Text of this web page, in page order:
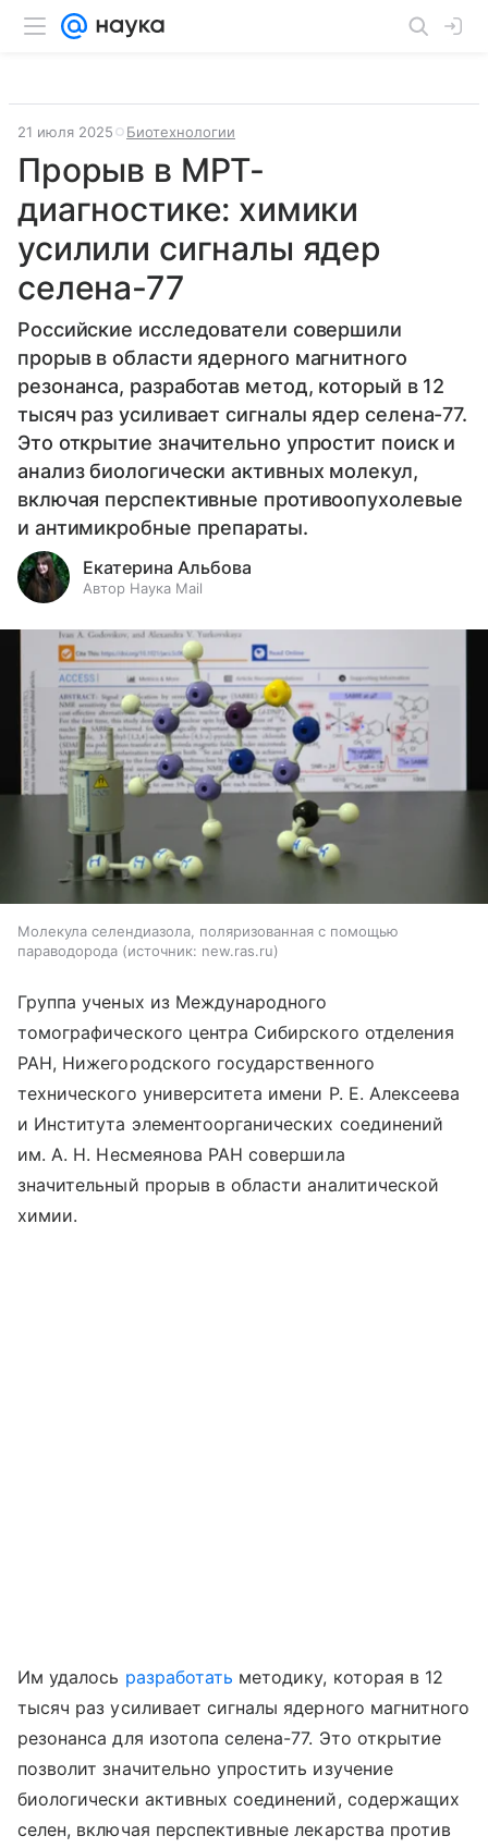
21 июля 2025 Биотехнологии
Прорыв в МРТ-
диагностике: химики
усилили сигналы ядер
селена-77
Российские исследователи совершили
прорыв в области ядерного магнитного
резонанса, разработав метод, который в 12
тысяч раз усиливает сигналы ядер селена-77.
Это открытие значительно упростит поиск и
анализ биологически активных молекул,
включая перспективные противоопухолевые
и антимикробные препараты.
Екатерина Альбова
Автор Наука Mail
Молекула селендиазола, поляризованная с помощью
параводорода
источник: new.ras.ru
Группа ученых из Международного
томографического центра Сибирского отделения
РАН, Нижегородского государственного
технического университета имени Р. Е. Алексеева
и Института элементоорганических соединений
им. А. Н. Несмеянова РАН совершила
значительный прорыв в области аналитической
химии.
Им удалось разработать методику, которая в 12
тысяч раз усиливает сигналы ядерного магнитного
резонанса для изотопа селена-77. Это открытие
позволит значительно упростить изучение
биологически активных соединений, содержащих
селен, включая перспективные лекарства против